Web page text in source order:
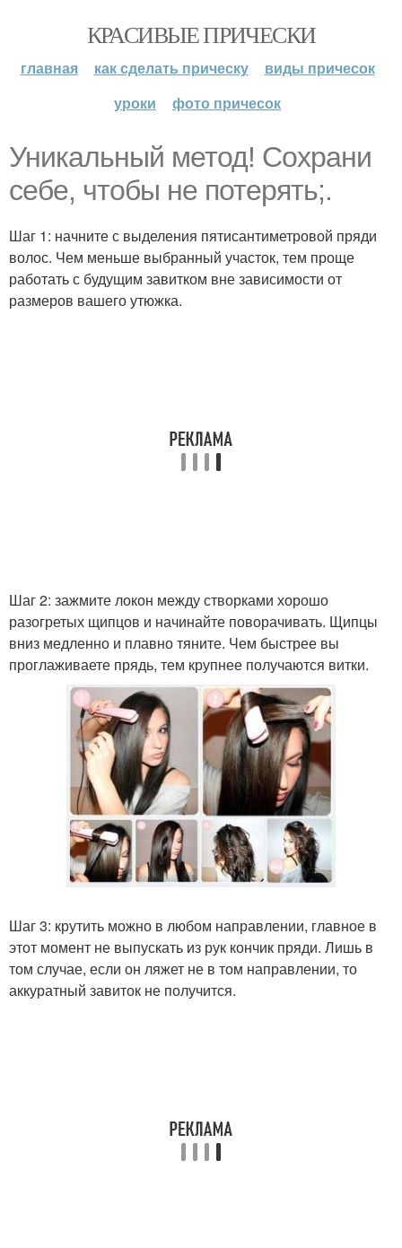
КРАСИВЫЕ ПРИЧЕСКИ
главная как сделать прическу
виды причесок
уроки
фото причесок
Уникальный метод! Сохрани
себе, чтобы не потерять;.
Шаг 1: начните с выделения пятисантиметровой пряди
волос. Чем меньше выбранный участок, тем проще
работать с будущим завитком вне зависимости от
размеров вашего утюжка.
Шаг 2: зажмите локон между створками хорошо
разогретых щипцов и начинайте поворачивать. Щипцы
вниз медленно и плавно тяните. Чем быстрее вы
проглаживаете прядь, тем крупнее получаются витки.
Шаг 3: крутить можно в любом направлении, главное в
этот момент не выпускать из рук кончик пряди. Лишь в
том случае, если он ляжет не в том направлении, то
аккуратный завиток не получится.